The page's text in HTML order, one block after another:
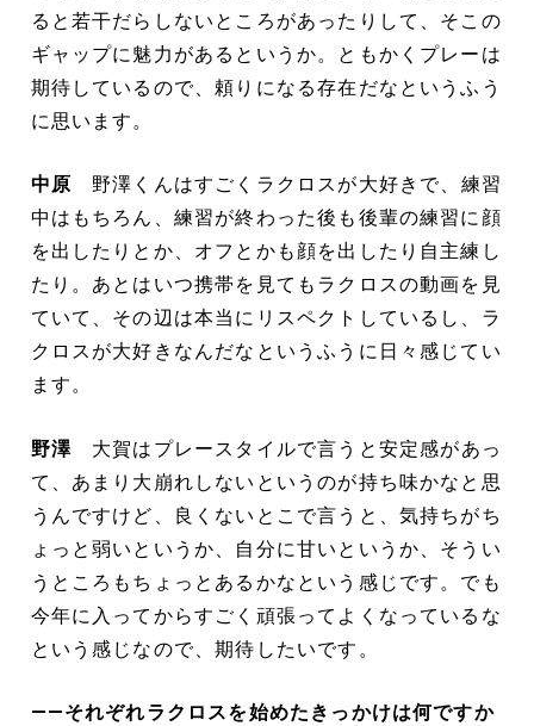
ると若干だらしないところがあったりして、そこの
ギャップに魅力があるというか。ともかくプレーは
期待しているので、頼りになる存在だなというふう
に思います。
中原 野澤くんはすごくラクロスが大好きで、練習
中はもちろん、練習が終わった後も後輩の練習に顔
を出したりとか、オフとかも顔を出したり自主練し
たり。あとはいつ携帯を見てもラクロスの動画を見
ていて、その辺は本当にリスペクトしているし、ラ
クロスが大好きなんだなというふうに日々感じてい
ます。
野澤大賀はプレースタイルで言うと安定感があっ
て、あまり大崩れしないというのが持ち味かなと思
うんですけど、良くないとこで言うと、気持ちがち
ょっと弱いというか、自分に甘いというか、そうい
うところもちょっとあるかなという感じです。でも
今年に入ってからすごく頑張ってよくなっているな
という感じなので、期待したいです。
――それぞれラクロスを始めたきっかけは何ですか